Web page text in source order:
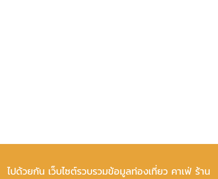
ไปด้วยกัน เว็บไซต์รวบรวมข้อมูลท่องเที่ยว คาเฟ่ ร้าน